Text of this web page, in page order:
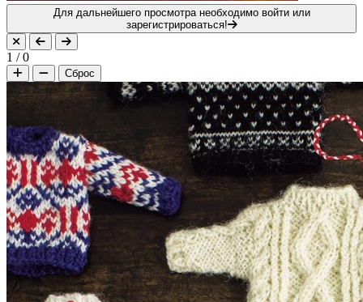
Для дальнейшего просмотра необходимо войти или
зарегистрироваться!
1 /0
Сброс